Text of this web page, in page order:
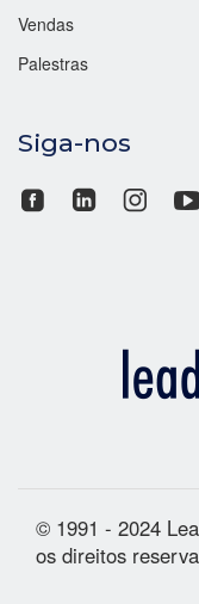
Vendas
Palestras
Siga-nos
© 1991 - 2024
os direitos